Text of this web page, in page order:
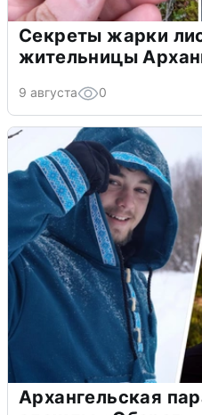
Секреты жарки
жительницы
9 августа 0
Архангельская